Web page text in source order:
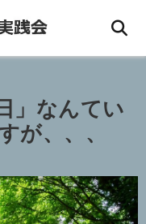
」なんてい
が、、、